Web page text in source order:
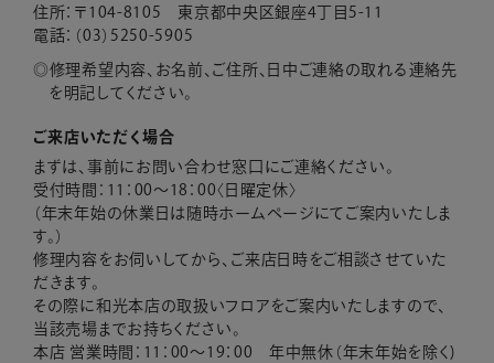
住所：〒104-8105 東京都中央区銀座4丁目5-11
電話：（03）5250-5905
修理希望内容、お名前、ご住所、日中ご連絡の取れる連絡先
を明記してください。
ご来店いただく場合
まずは、事前にお問い合わせ窓口にご連絡ください。
受付時間：11：00～18：00〈日曜定休〉
（年末年始の休業日は随時ホームページにてご案内いたしま
す。）
修理内容をお伺いしてから、ご来店日時をご相談させていた
だきます。
その際に和光本店の取扱いフロアをご案内いたしますので、
当該売場までお持ちください。
本店 営業時間：11：00～19：00 年中無休（年末年始を除く)